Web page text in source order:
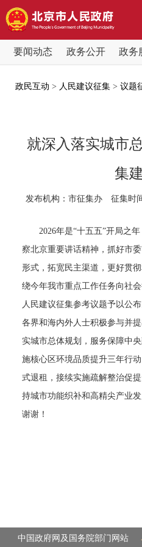
要闻动态 政务公开 政务
要闻动态
各区热点
政策兑现 政策
决策公开 专题
政务服务
个人服务 法人
便民服务 利企
参与调查 在线
政民互动 > 人民建议征集 > 议题
就深入落实城市
集
发布机构：市征集办 征集时间
2026年是“十五五”开局之
察北京重要讲话精神，抓好市
形式，拓宽民主渠道，更好贯
绕今年我市重点工作任务向社
人民建议征集参考议题予以公
各界和海内外人士积极参与并
实城市总体规划，服务保障中
施核心区环境品质提升三年行
式退租，接续实施疏解整治促
持城市功能织补和高精尖产业
谢谢！
中国政府网及国务院部门网站